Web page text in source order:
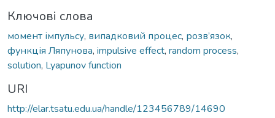
Ключові слова
момент імпульсу, випадковий процес, розв’язок,
функція Ляпунова, impulsive effect, random process,
solution, Lyapunov function
URI
http://elar.tsatu.edu.ua/handle/123456789/14690